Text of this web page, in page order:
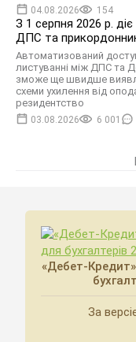
04.08.2026 154
З 1 серпня 2026 р.
ДПС та
Автоматизований
листуванні між ДПС
зможе ще швидше
схеми ухилення від
резидентство
03.08.2026 6 001
«Дебет-
За